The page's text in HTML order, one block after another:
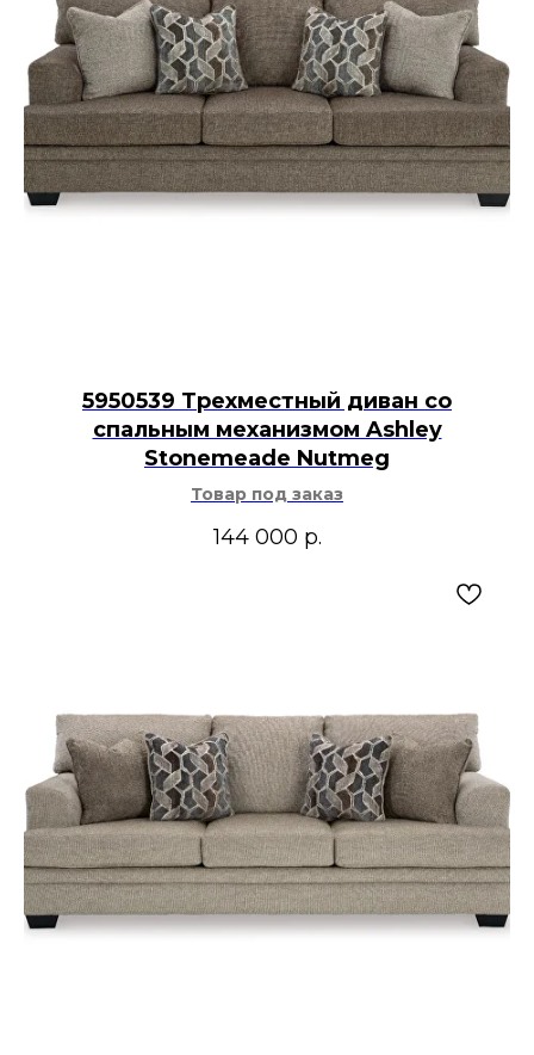
5950539 Трехместный диван со
спальным механизмом Ashley
Stonemeade Nutmeg
Товар под заказ
144 000 р.